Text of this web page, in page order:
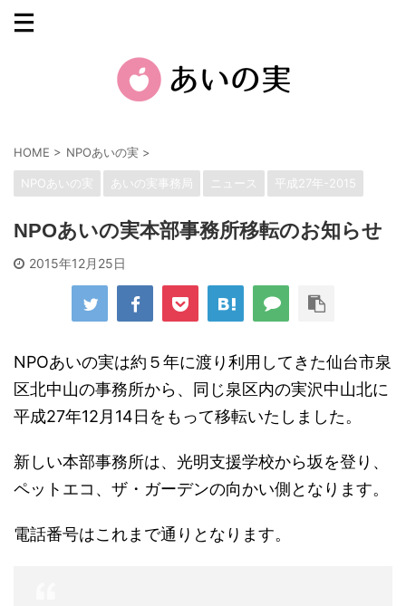
HOME > NPOあいの実 >
NPOあいの実 あいの実事務局 ニュース 平成27年-2015
NPOあいの実本部事務所移転のお知らせ
2015年12月25日
NPOあいの実は約５年に渡り利用してきた仙台市泉
区北中山の事務所から、同じ泉区内の実沢中山北に
平成27年12月14日をもって移転いたしました。
新しい本部事務所は、光明支援学校から坂を登り、
ペットエコ、ザ・ガーデンの向かい側となります。
電話番号はこれまで通りとなります。